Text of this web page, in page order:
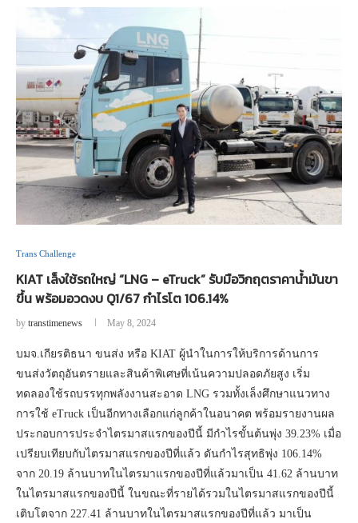
Trans Challenge
KIAT เล็งใช้รถใหญ่ “LNG – eTruck” รับมือวิกฤตราคาน้ำมันขา
ขึ้น พร้อมอวดงบ Q1/67 กำไรโต 106.14%
by transtimenews May 8, 2024
บมจ.เกียรติธนา ขนส่ง หรือ KIAT ผู้นำในการให้บริการด้านการ
ขนส่งวัตถุอันตรายและสินค้าพิเศษที่เน้นความปลอดภัยสูง เริ่ม
ทดลองใช้รถบรรทุกพลังงานสะอาด LNG รวมทั้งเล็งศึกษาแนวทาง
การใช้ eTruck เป็นอีกทางเลือกแก่ลูกค้าในอนาคต พร้อมรายงานผล
ประกอบการประจำไตรมาสแรกของปีนี้ มีกำไรขั้นต้นพุ่ง 39.23% เมื่อ
เปรียบเทียบกับไตรมาสแรกของปีที่แล้ว ดันกำไรสุทธิพุ่ง 106.14%
จาก 20.19 ล้านบาทในไตรมาแรกของปีที่แล้วมาเป็น 41.62 ล้านบาท
ในไตรมาสแรกของปีนี้ ในขณะที่รายได้รวมในไตรมาสแรกของปีนี้
เติบโตจาก 227.41 ล้านบาทในไตรมาสแรกของปีที่แล้ว มาเป็น